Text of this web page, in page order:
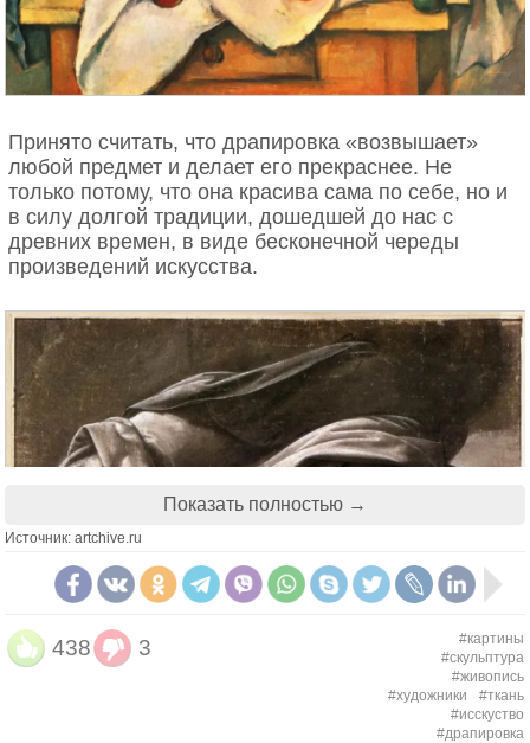
Принято считать, что драпировка «возвышает»
любой предмет и делает его прекраснее. Не
только потому, что она красива сама по себе, но и
в силу долгой традиции, дошедшей до нас с
древних времен, в виде бесконечной череды
произведений искусства.
Показать полностью →
Источник: artchive.ru
438 3
#картины
#скульптура
#живопись
#художники
#ткань
#исскуство
#драпировка